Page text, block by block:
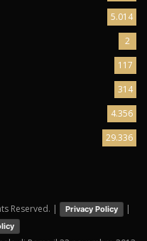
5.014
2
117
314
4.356
29.336
Reserved. | Privacy Policy |